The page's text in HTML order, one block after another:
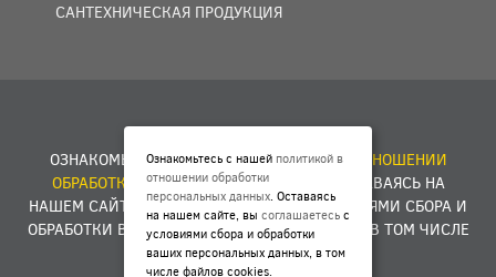
САНТЕХНИЧЕСКАЯ ПРОДУКЦИЯ
ОЗНАКОМЬТЕСЬ С НАШЕЙПОЛИТИКОЙ В ОТНОШЕНИИ
ОБРАБОТКИ ПЕРСОНАЛЬНЫХ ДАННЫХ
. ОСТАВАЯСЬ НА
НАШЕМ САЙТЕ, ВЫСОГЛАШАЕТЕСЬС УСЛОВИЯМИ СБОРА И
ОБРАБОТКИ ВАШИХ ПЕРСОНАЛЬНЫХ ДАННЫХ, В ТОМ ЧИСЛЕ
ФАЙЛОВ COOKIES.
Ознакомьтесь с нашей политикой в
отношении обработки
персональных данных. Оставаясь
на нашем сайте, вы соглашаетесь с
условиями сбора и обработки
ваших персональных данных, в том
числе файлов cookies.